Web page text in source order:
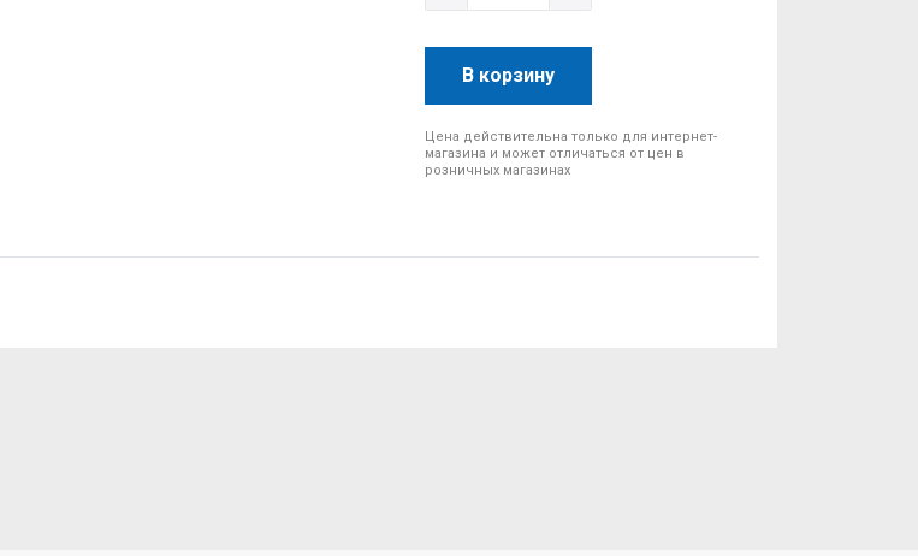
В корзину
Цена действительна только для интернет-
магазина и может отличаться от цен в
розничных магазинах